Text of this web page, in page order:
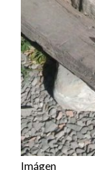
Imágen